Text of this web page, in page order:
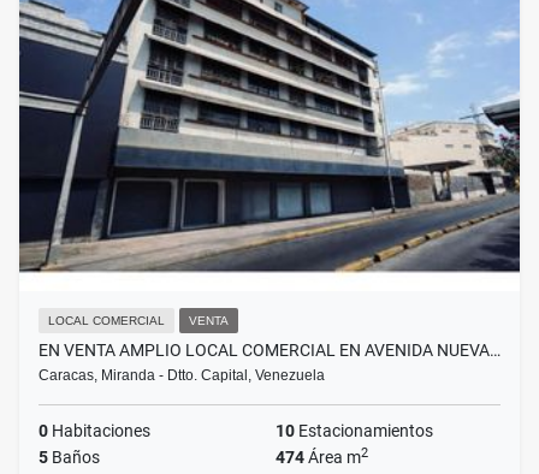
LOCAL COMERCIAL VENTA
EN VENTA AMPLIO LOCAL COMERCIAL EN AVENIDA NUEVA…
Caracas, Miranda - Dtto. Capital, Venezuela
0 Habitaciones 10 Estacionamientos
5 Baños 474Área m2